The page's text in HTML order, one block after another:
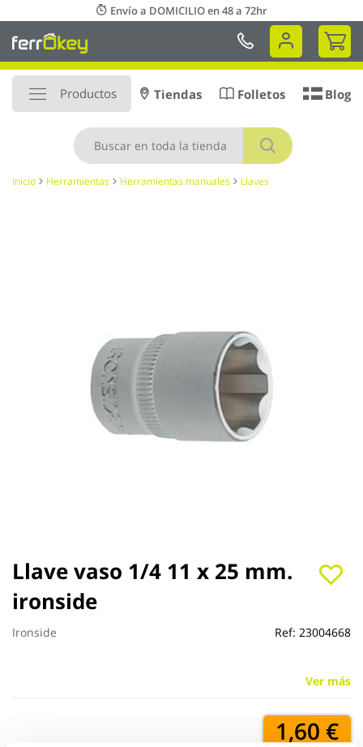
al
contenido
Envío a DOMICILIO en 48 a 72hr
Mi
Productos
Buscar
Tiendas Folletos Blog
Inicio Herramientas Herramientas manuales Llaves
Llave vaso 1/4 11 x 25 mm.
ironside
Ironside Ref: 23004668
Ver más
1,60 €
Saltar
al
comienzo
de
la